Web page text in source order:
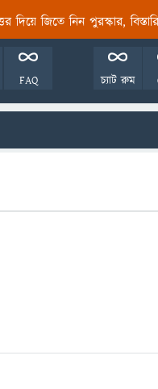
দিয়ে জিতে নিন পুরস্কার,
FAQ চ্যাট রুম